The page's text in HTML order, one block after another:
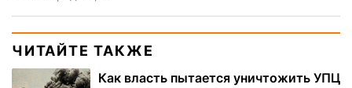
ЧИТАЙТЕ ТАКЖЕ
Как власть пытается уничтожить УПЦ